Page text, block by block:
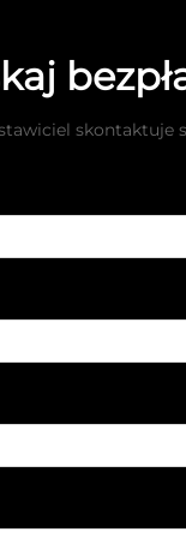
skontaktuje